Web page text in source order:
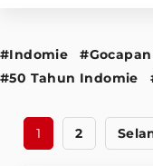
#Indomie
#50 Tahun Indomie
1 2